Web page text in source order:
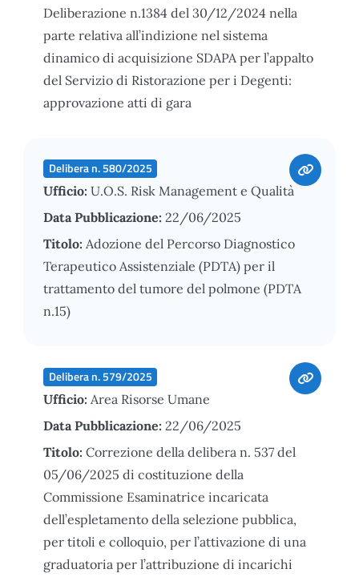
Deliberazione n.1384 del 30/12/2024 nella
parte relativa all’indizione nel sistema
dinamico di acquisizione SDAPA per l’appalto
del Servizio di Ristorazione per i Degenti:
approvazione atti di gara
Delibera n. 580/2025
Ufficio: U.O.S. Risk Management e Qualità
Data Pubblicazione: 22/06/2025
Titolo: Adozione del Percorso Diagnostico
Terapeutico Assistenziale (PDTA) per il
trattamento del tumore del polmone (PDTA
n.15)
Delibera n. 579/2025
Ufficio: Area Risorse Umane
Data Pubblicazione: 22/06/2025
Titolo: Correzione della delibera n. 537 del
05/06/2025 di costituzione della
Commissione Esaminatrice incaricata
dell’espletamento della selezione pubblica,
per titoli e colloquio, per l’attivazione di una
graduatoria per l’attribuzione di incarichi